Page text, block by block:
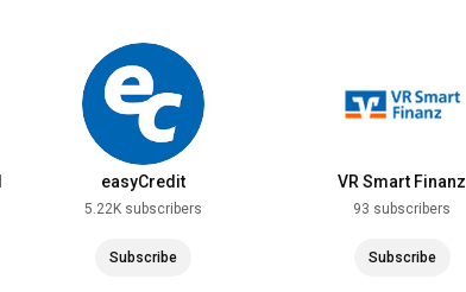
easyCredit
5.22K subscribers
Subscribe
VR Smart Finanz
93 subscribers
Subscribe